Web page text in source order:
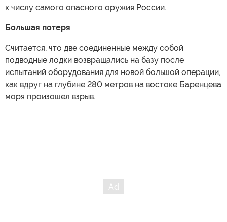
к числу самого опасного оружия России.
Большая потеря
Считается, что две соединенные между собой
подводные лодки возвращались на базу после
испытаний оборудования для новой большой операции,
как вдруг на глубине 280 метров на востоке Баренцева
моря произошел взрыв.